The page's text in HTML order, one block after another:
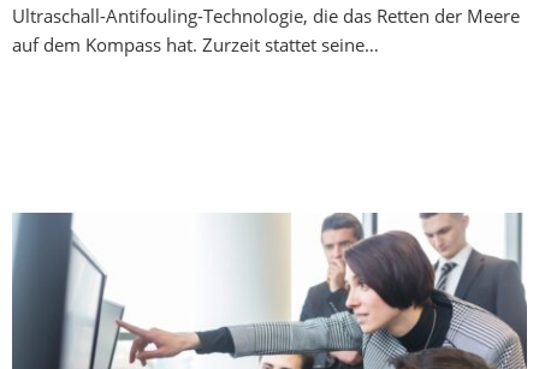
Ultraschall-Antifouling-Technologie, die das Retten der Meere
auf dem Kompass hat. Zurzeit stattet seine…